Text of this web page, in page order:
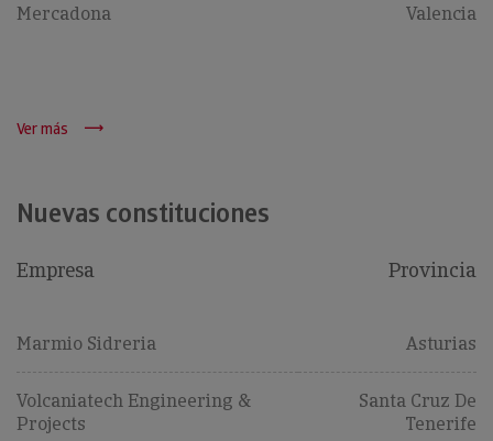
Mercadona Valencia
Ver más
Nuevas constituciones
Empresa Provincia
Marmio Sidreria Asturias
Volcaniatech Engineering &
Projects
Santa Cruz De
Tenerife